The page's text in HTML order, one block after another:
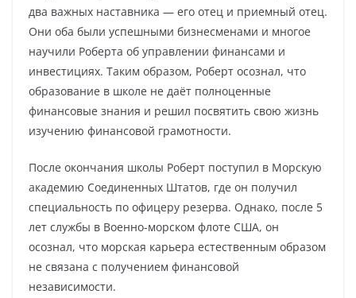
два важных наставника — его отец и приемный отец.
Они оба были успешными бизнесменами и многое
научили Роберта об управлении финансами и
инвестициях. Таким образом, Роберт осознал, что
образование в школе не даёт полноценные
финансовые знания и решил посвятить свою жизнь
изучению финансовой грамотности.
После окончания школы Роберт поступил в Морскую
академию Соединенных Штатов, где он получил
специальность по офицеру резерва. Однако, после 5
лет службы в Военно-морском флоте США, он
осознал, что морская карьера естественным образом
не связана с получением финансовой
независимости.